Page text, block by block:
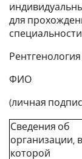
для
специальности
Рентгенология
ФИО
(личная
Сведения об
организации, в
которой